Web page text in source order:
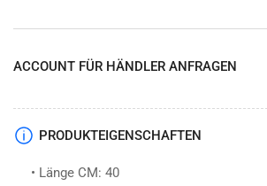
ACCOUNT FÜR HÄNDLER ANFRAGEN
PRODUKTEIGENSCHAFTEN
• Länge CM: 40